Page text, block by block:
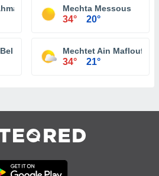
Mechta Messous
34° 20°
Ajmi Mechtet Ain Maflouf
34° 21°